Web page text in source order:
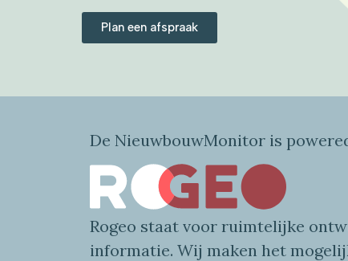
Plan een afspraak
De NieuwbouwMonitor is
Rogeo staat voor ruimtelijke
informatie. Wij maken het